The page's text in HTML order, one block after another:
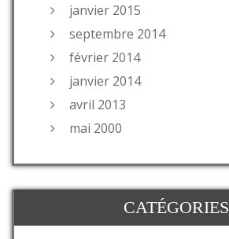
janvier 2015
septembre 2014
février 2014
janvier 2014
avril 2013
mai 2000
CATÉGORIES